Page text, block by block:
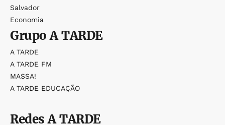
Salvador
Economia
GrupoA TARDE
A TARDE
A TARDE FM
MASSA!
A TARDE EDUCAÇÃO
RedesA TARDE